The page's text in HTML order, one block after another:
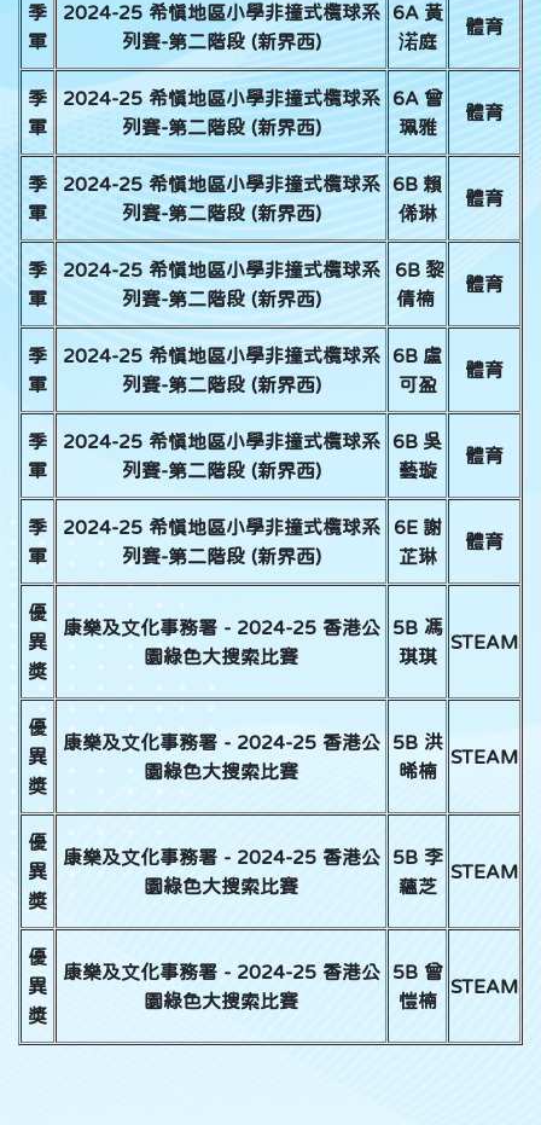
季
軍
2024-25 希慎地區小學非撞式欖球系
列賽-第二階段 (新界西)
6A 黃
渃庭
體育
季
軍
2024-25 希慎地區小學非撞式欖球系
列賽-第二階段 (新界西)
6A 曾
珮雅
體育
季
軍
2024-25 希慎地區小學非撞式欖球系
列賽-第二階段 (新界西)
6B 賴
俙琳
體育
季
軍
2024-25 希慎地區小學非撞式欖球系
列賽-第二階段 (新界西)
6B 黎
倩楠
體育
季
軍
2024-25 希慎地區小學非撞式欖球系
列賽-第二階段 (新界西)
6B 盧
可盈
體育
季
軍
2024-25 希慎地區小學非撞式欖球系
列賽-第二階段 (新界西)
6B 吳
藝璇
體育
季
軍
2024-25 希慎地區小學非撞式欖球系
列賽-第二階段 (新界西)
6E 謝
芷琳
體育
優
異
獎
康樂及文化事務署 - 2024-25 香港公
園綠色大搜索比賽
5B 馮
琪琪
STEAM
優
異
獎
康樂及文化事務署 - 2024-25 香港公
園綠色大搜索比賽
5B 洪
晞楠
STEAM
優
異
獎
康樂及文化事務署 - 2024-25 香港公
園綠色大搜索比賽
5B 李
蘊芝
STEAM
優
異
獎
康樂及文化事務署 - 2024-25 香港公
園綠色大搜索比賽
5B 曾
愷楠
STEAM